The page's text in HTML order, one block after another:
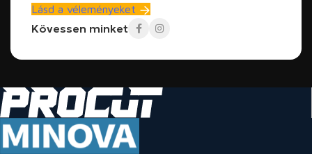
Lásd a véleményeket
Kövessen minket